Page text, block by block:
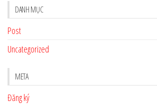
DANH MỤC
Post
Uncategorized
META
Đăng ký